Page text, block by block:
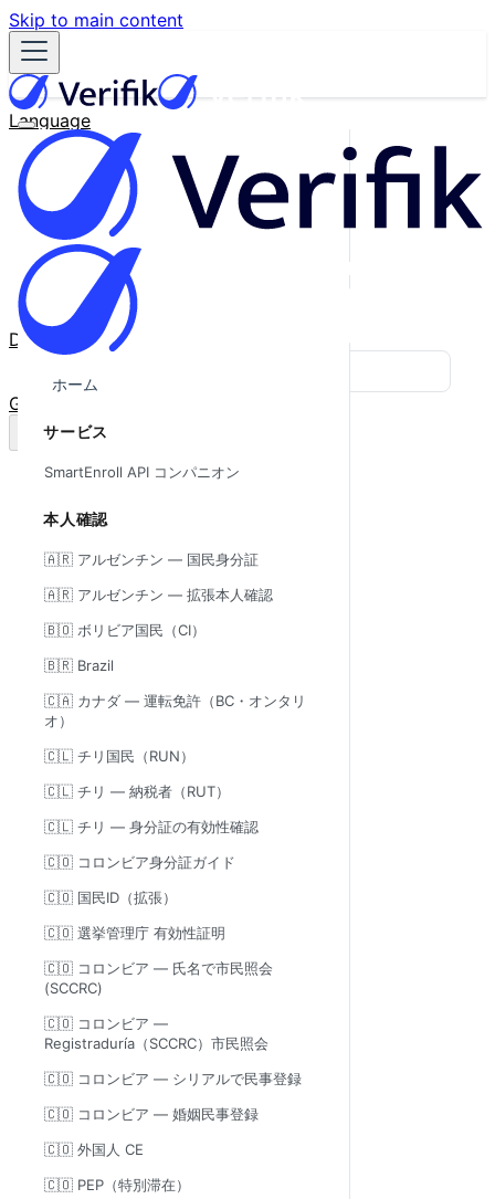
Skip to main content
Language
English
Español
Français
Português
한국어
日本語
中文
Docs
GitHub
ホーム
サービス
SmartEnroll API コンパニオン
本人確認
🇦🇷 アルゼンチン — 国民身分証
🇦🇷 アルゼンチン — 拡張本人確認
🇧🇴 ボリビア国民（CI）
🇧🇷 Brazil
🇨🇦 カナダ — 運転免許（BC・オンタリ
オ）
🇨🇱 チリ国民（RUN）
🇨🇱 チリ — 納税者（RUT）
🇨🇱 チリ — 身分証の有効性確認
🇨🇴 コロンビア身分証ガイド
🇨🇴 国民ID（拡張）
🇨🇴 選挙管理庁 有効性証明
🇨🇴 コロンビア — 氏名で市民照会
(SCCRC)
🇨🇴 コロンビア —
Registraduría（SCCRC）市民照会
🇨🇴 コロンビア — シリアルで民事登録
🇨🇴 コロンビア — 婚姻民事登録
🇨🇴 外国人 CE
🇨🇴 PEP（特別滞在）